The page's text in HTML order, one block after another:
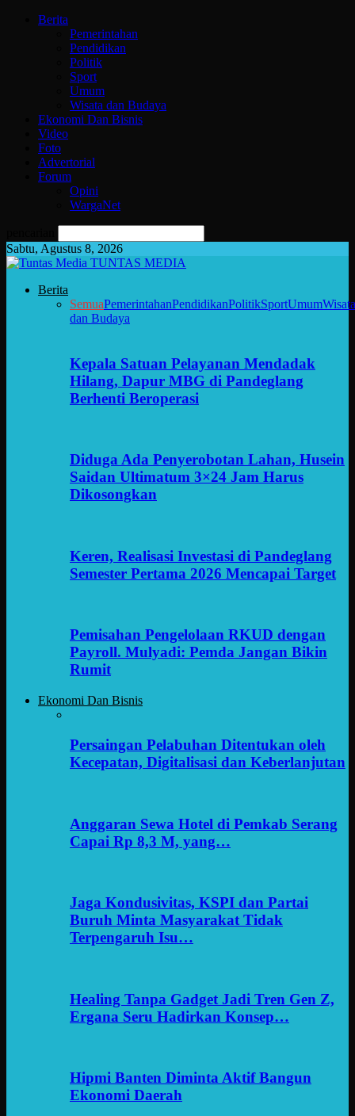
Berita
Pemerintahan
Pendidikan
Politik
Sport
Umum
Wisata dan Budaya
Ekonomi Dan Bisnis
Video
Foto
Advertorial
Forum
Opini
WargaNet
Sabtu, Agustus 8, 2026
TUNTAS MEDIA
Berita
SemuaPemerintahanPendidikanPolitikSportUmumWisata
dan Budaya
Kepala Satuan Pelayanan Mendadak
Hilang, Dapur MBG di Pandeglang
Berhenti Beroperasi
Diduga Ada Penyerobotan Lahan, Husein
Saidan Ultimatum 3×24 Jam Harus
Dikosongkan
Keren, Realisasi Investasi di Pandeglang
Semester Pertama 2026 Mencapai Target
Pemisahan Pengelolaan RKUD dengan
Payroll. Mulyadi: Pemda Jangan Bikin
Rumit
Ekonomi Dan Bisnis
Persaingan Pelabuhan Ditentukan oleh
Kecepatan, Digitalisasi dan Keberlanjutan
Anggaran Sewa Hotel di Pemkab Serang
Capai Rp 8,3 M, yang…
Jaga Kondusivitas, KSPI dan Partai
Buruh Minta Masyarakat Tidak
Terpengaruh Isu…
Healing Tanpa Gadget Jadi Tren Gen Z,
Ergana Seru Hadirkan Konsep…
Hipmi Banten Diminta Aktif Bangun
Ekonomi Daerah